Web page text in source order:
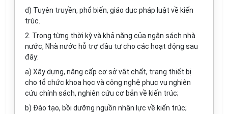
d) Tuyên truyền, phổ biến, giáo dục pháp luật về kiến
trúc.
2. Trong từng thời kỳ và khả năng của ngân sách nhà
nước, Nhà nước hỗ trợ đầu tư cho các hoạt động sau
đây:
a) Xây dựng, nâng cấp cơ sở vật chất, trang thiết bị
cho tổ chức khoa học và công nghệ phục vụ nghiên
cứu chính sách, nghiên cứu cơ bản về kiến trúc;
b) Đào tạo, bồi dưỡng nguồn nhân lực về kiến trúc;